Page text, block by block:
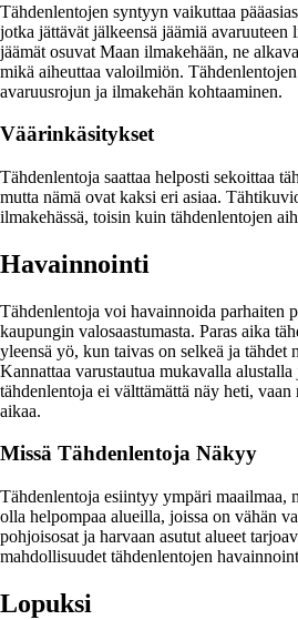
Tähdenlentojen syntyyn vaikuttaa
jotka jättävät jälkeensä jäämiä avaruuteen
jäämät osuvat Maan ilmakehään, ne
mikä aiheuttaa valoilmiön.
avaruusrojun ja ilmakehän kohtaaminen.
Väärinkäsitykset
Tähdenlentoja saattaa helposti sekoittaa
mutta nämä ovat kaksi eri asiaa.
ilmakehässä, toisin kuin tähdenlentojen
Havainnointi
Tähdenlentoja voi havainnoida parhaiten
kaupungin valosaastumasta. Paras aika
yleensä yö, kun taivas on selkeä ja tähdet
Kannattaa varustautua mukavalla
tähdenlentoja ei välttämättä näy heti,
aikaa.
Missä Tähdenlentoja Näkyy
Tähdenlentoja esiintyy ympäri maailmaa,
olla helpompaa alueilla, joissa on vähän
pohjoisosat ja harvaan asutut alueet
mahdollisuudet tähdenlentojen
Lopuksi